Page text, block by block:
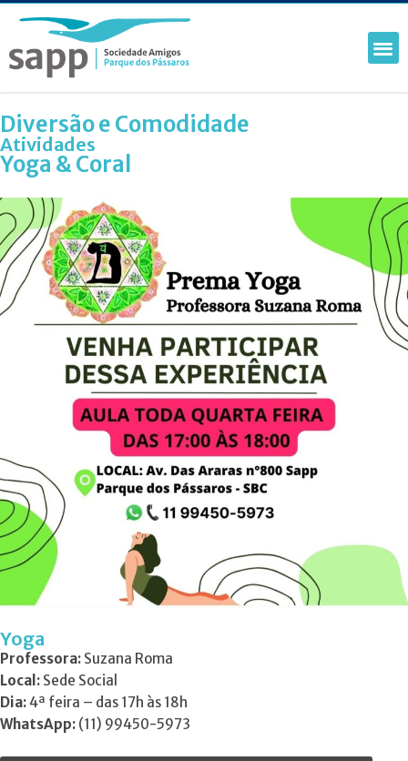
Diversão e Comodidade
Atividades
Yoga & Coral
Yoga
Professora: Suzana Roma
Local: Sede Social
Dia:4ª feira – das 17h às 18h
WhatsApp: (11) 99450-5973